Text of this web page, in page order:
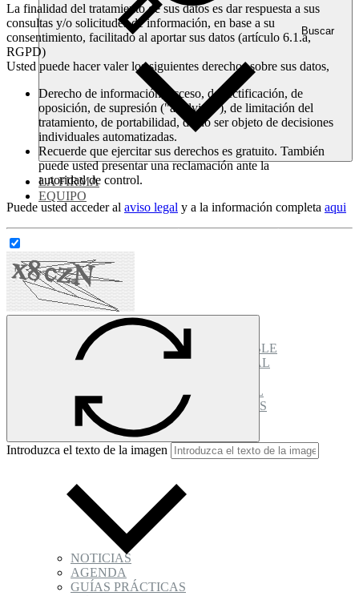
Buscar
LA FIRMA
EQUIPO
SERVICIOS
ASESORÍA Y GESTIÓN FISCAL
ASESORÍA Y GESTIÓN CONTABLE
ASESORÍA Y GESTIÓN LABORAL
ADMINISTRADOR CONCURSAL
TESTAMENTARIA / SUCESIONES
ACTUALIDAD
NOTICIAS
AGENDA
GUÍAS PRÁCTICAS
La finalidad del tratamiento de sus datos es dar respuesta a sus
consultas y/o solicitudes de información, en base a su
consentimiento, facilitado al aportar sus datos (artículo 6.1.a,
RGPD)
Usted puede hacer valer los siguientes derechos sobre sus datos,
Derecho de información, acceso, de rectificación, de
oposición, de supresión ("al olvido"), de limitación del
tratamiento, de portabilidad, de no ser objeto de decisiones
individuales automatizadas.
Recuerde que ejercitar sus derechos es gratuito. También
puede usted presentar una reclamación ante la
autoridad de control.
Puede usted acceder al aviso legal y a la información completa aqui
Introduzca el texto de la imagen